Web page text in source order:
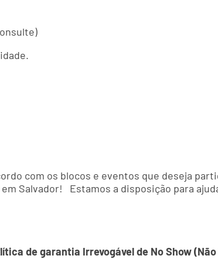
com os blocos e eventos que deseja
Salvador! Estamos a disposição para
de garantia Irrevogável de No Show